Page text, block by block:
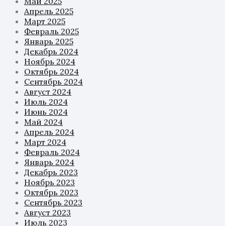
Апрель 2025
Март 2025
Февраль 2025
Январь 2025
Декабрь 2024
Ноябрь 2024
Октябрь 2024
Сентябрь 2024
Август 2024
Июль 2024
Июнь 2024
Май 2024
Апрель 2024
Март 2024
Февраль 2024
Январь 2024
Декабрь 2023
Ноябрь 2023
Октябрь 2023
Сентябрь 2023
Август 2023
Июль 2023